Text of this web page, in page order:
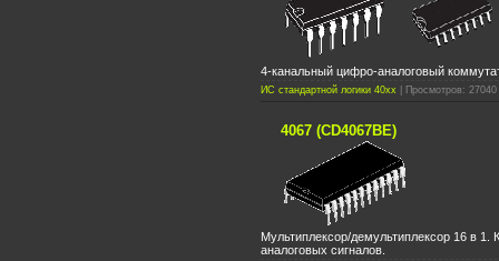
4-канальный цифро-аналоговый
ИС стандартной логики 40xx | Просмотров:
4067 (CD4067BE)
Мультиплексор/демультиплексор 16 в
аналоговых сигналов.